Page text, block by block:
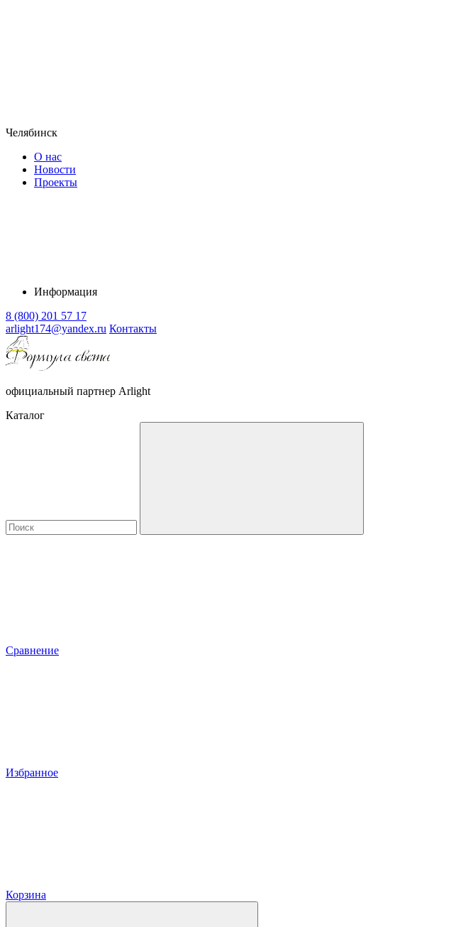
Челябинск
О нас
Новости
Проекты
Информация
8 (800) 201 57 17
arlight174@yandex.ru Контакты
официальный партнер Arlight
Каталог
Сравнение
Избранное
Корзина